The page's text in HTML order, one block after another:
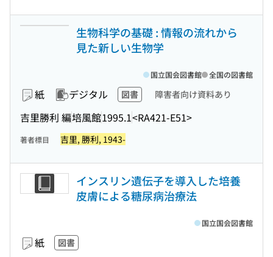
生物科学の基礎 : 情報の流れから
見た新しい生物学
紙 デジタル 図書 障害者向け資料あり
吉里勝利 編培風館1995.1<RA421-E51>
国立国会図書館 全国の図書館
著者標目 吉里, 勝利, 1943-
インスリン遺伝子を導入した培養
皮膚による糖尿病治療法
紙 図書
国立国会図書館